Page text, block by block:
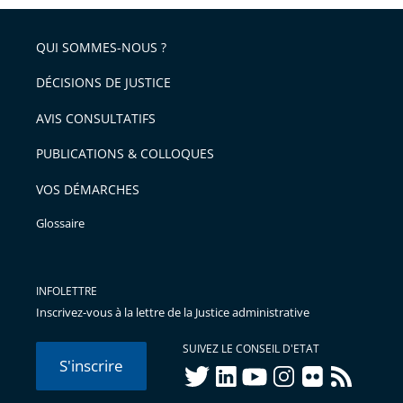
arriver
après
l'article
pour
avant
QUI SOMMES-NOUS ?
DÉCISIONS DE JUSTICE
AVIS CONSULTATIFS
PUBLICATIONS & COLLOQUES
VOS DÉMARCHES
Glossaire
INFOLETTRE
Inscrivez-vous à la lettre de la Justice administrative
S'inscrire
SUIVEZ LE CONSEIL D'ETAT
twitterlinkedInyoutubeinstagram
flickr rss